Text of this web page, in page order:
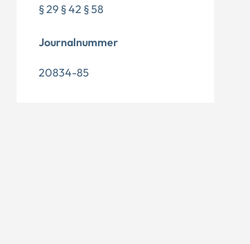
§ 29 § 42 § 58
Journalnummer
20834-85